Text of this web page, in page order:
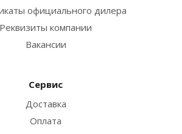
официального дилера
Реквизиты компании
Вакансии
Сервис
Доставка
Оплата